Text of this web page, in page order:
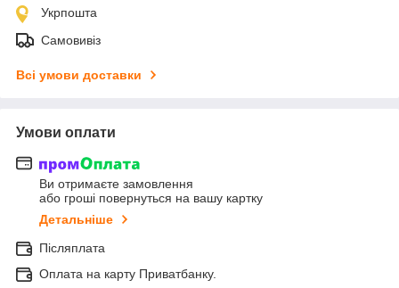
Укрпошта
Самовивіз
Всі умови доставки
Умови оплати
Ви отримаєте замовлення
або гроші повернуться на вашу картку
Детальніше
Післяплата
Оплата на карту Приватбанку.